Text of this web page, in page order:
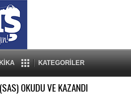
KATEGORİLER
OKUDU VE KAZANDI